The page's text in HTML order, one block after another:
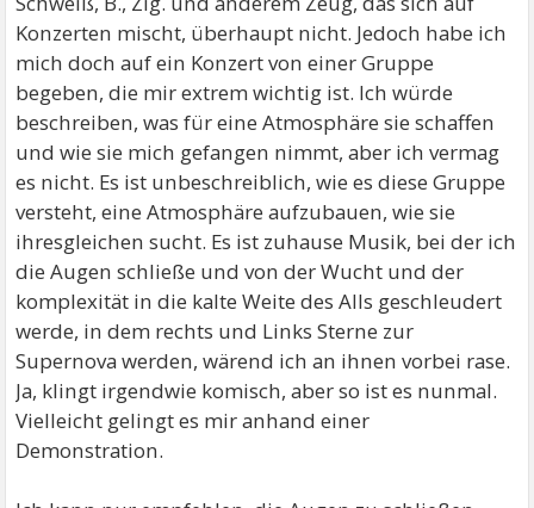
Konzerten mischt, überhaupt nicht. Jedoch habe ich
mich doch auf ein Konzert von einer Gruppe
begeben, die mir extrem wichtig ist. Ich würde
beschreiben, was für eine Atmosphäre sie schaffen
und wie sie mich gefangen nimmt, aber ich vermag
es nicht. Es ist unbeschreiblich, wie es diese Gruppe
versteht, eine Atmosphäre aufzubauen, wie sie
ihresgleichen sucht. Es ist zuhause Musik, bei der ich
die Augen schließe und von der Wucht und der
komplexität in die kalte Weite des Alls geschleudert
werde, in dem rechts und Links Sterne zur
Supernova werden, wärend ich an ihnen vorbei rase.
Ja, klingt irgendwie komisch, aber so ist es nunmal.
Vielleicht gelingt es mir anhand einer
Demonstration.